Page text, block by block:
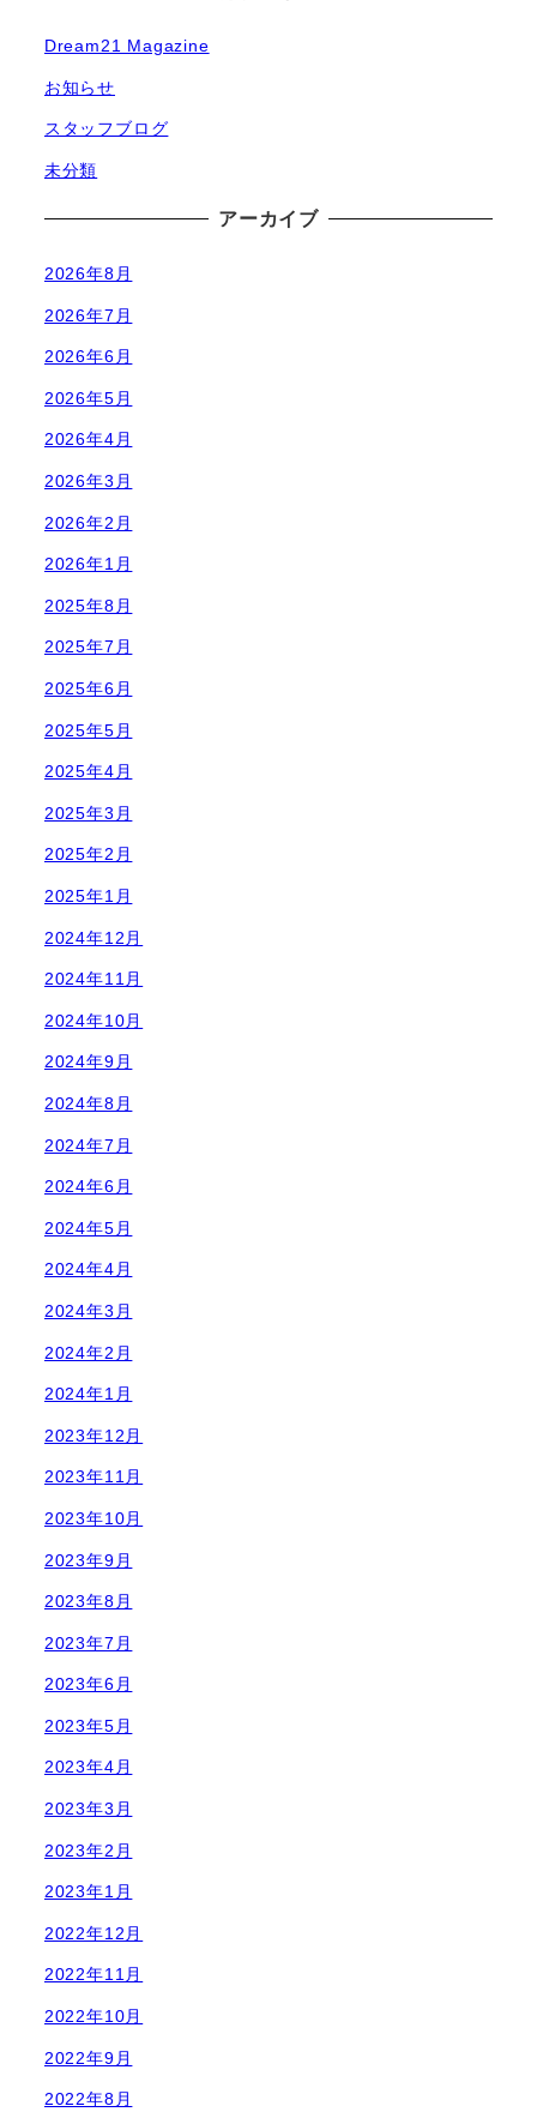
Dream21 Magazine
お知らせ
スタッフブログ
未分類
アーカイブ
2026年8月
2026年7月
2026年6月
2026年5月
2026年4月
2026年3月
2026年2月
2026年1月
2025年8月
2025年7月
2025年6月
2025年5月
2025年4月
2025年3月
2025年2月
2025年1月
2024年12月
2024年11月
2024年10月
2024年9月
2024年8月
2024年7月
2024年6月
2024年5月
2024年4月
2024年3月
2024年2月
2024年1月
2023年12月
2023年11月
2023年10月
2023年9月
2023年8月
2023年7月
2023年6月
2023年5月
2023年4月
2023年3月
2023年2月
2023年1月
2022年12月
2022年11月
2022年10月
2022年9月
2022年8月